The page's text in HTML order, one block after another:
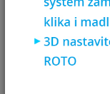
plastové